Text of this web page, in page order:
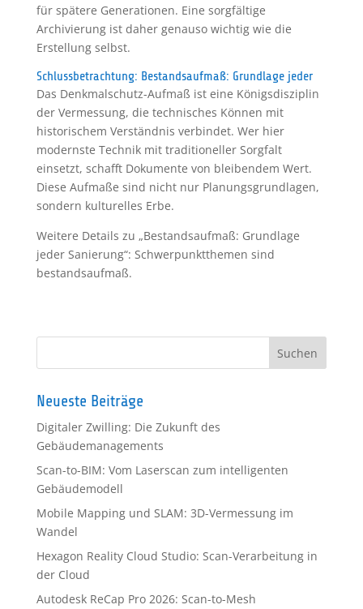
für spätere Generationen. Eine sorgfältige
Archivierung ist daher genauso wichtig wie die
Erstellung selbst.
Schlussbetrachtung: Bestandsaufmaß: Grundlage jeder
Das Denkmalschutz-Aufmaß ist eine Königsdisziplin
der Vermessung, die technisches Können mit
historischem Verständnis verbindet. Wer hier
modernste Technik mit traditioneller Sorgfalt
einsetzt, schafft Dokumente von bleibendem Wert.
Diese Aufmaße sind nicht nur Planungsgrundlagen,
sondern kulturelles Erbe.
Weitere Details zu „Bestandsaufmaß: Grundlage
jeder Sanierung“: Schwerpunktthemen sind
bestandsaufmaß.
Neueste Beiträge
Digitaler Zwilling: Die Zukunft des
Gebäudemanagements
Scan-to-BIM: Vom Laserscan zum intelligenten
Gebäudemodell
Mobile Mapping und SLAM: 3D-Vermessung im
Wandel
Hexagon Reality Cloud Studio: Scan-Verarbeitung in
der Cloud
Autodesk ReCap Pro 2026: Scan-to-Mesh